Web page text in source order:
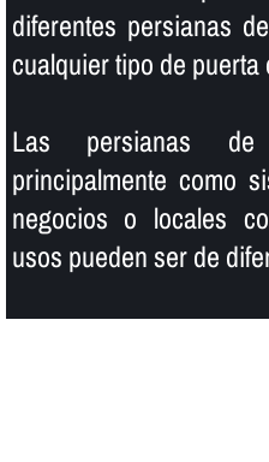
diferentes persianas
cualquier tipo de puerta
Las persianas
principalmente como
negocios o locales
usos pueden ser de